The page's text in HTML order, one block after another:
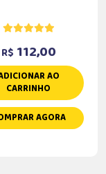
R$ 112,00
AO
CARRINHO
AGORA